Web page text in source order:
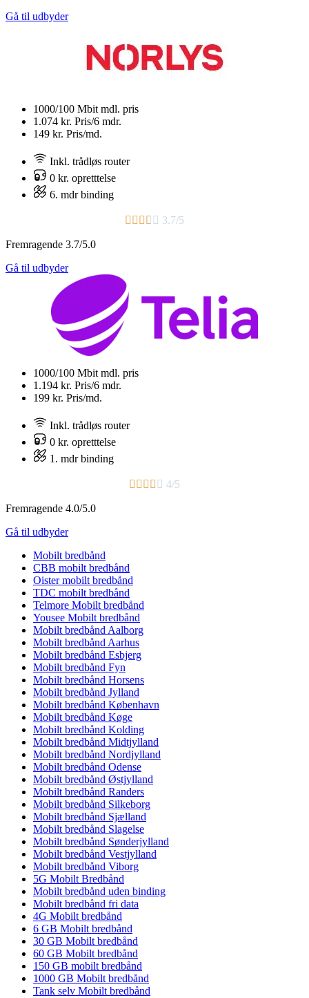
Gå til udbyder
1000/100 Mbit mdl. pris
1.074 kr. Pris/6 mdr.
149 kr. Pris/md.
Inkl. trådløs router
0 kr. opretttelse
6. mdr binding​
     3.7/5
Fremragende 3.7/5.0
Gå til udbyder
1000/100 Mbit mdl. pris
1.194 kr. Pris/6 mdr.
199 kr. Pris/md.
Inkl. trådløs router
0 kr. opretttelse
1. mdr binding​
     4/5
Fremragende 4.0/5.0
Gå til udbyder
Mobilt bredbånd
CBB mobilt bredbånd
Oister mobilt bredbånd
TDC mobilt bredbånd
Telmore Mobilt bredbånd
Yousee Mobilt bredbånd
Mobilt bredbånd Aalborg
Mobilt bredbånd Aarhus
Mobilt bredbånd Esbjerg
Mobilt bredbånd Fyn
Mobilt bredbånd Horsens
Mobilt bredbånd Jylland
Mobilt bredbånd København
Mobilt bredbånd Køge
Mobilt bredbånd Kolding
Mobilt bredbånd Midtjylland
Mobilt bredbånd Nordjylland
Mobilt bredbånd Odense
Mobilt bredbånd Østjylland
Mobilt bredbånd Randers
Mobilt bredbånd Silkeborg
Mobilt bredbånd Sjælland
Mobilt bredbånd Slagelse
Mobilt bredbånd Sønderjylland
Mobilt bredbånd Vestjylland
Mobilt bredbånd Viborg
5G Mobilt Bredbånd
Mobilt bredbånd uden binding
Mobilt bredbånd fri data
4G Mobilt bredbånd
6 GB Mobilt bredbånd
30 GB Mobilt bredbånd
60 GB Mobilt bredbånd
150 GB mobilt bredbånd
1000 GB Mobilt bredbånd
Tank selv Mobilt bredbånd